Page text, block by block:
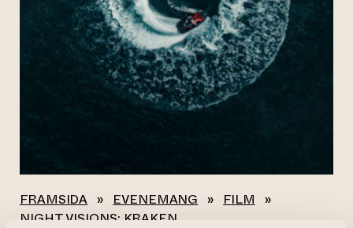
FRAMSIDA » EVENEMANG » FILM
»
NIGHT VISIONS: KRAKEN